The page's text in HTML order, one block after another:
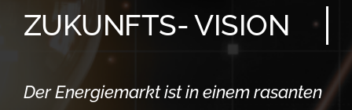
ZUKUNFTS- VISION
Der Energiemarkt ist in einem rasanten